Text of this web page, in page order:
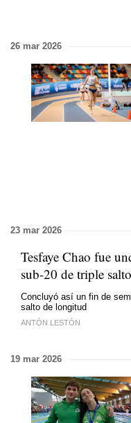
26 mar 2026
23 mar 2026
Tesfaye Chao fue
sub-20 de triple salto
Concluyó así un fin de
salto de longitud
ANTÓN LESTÓN
19 mar 2026